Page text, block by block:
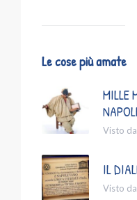
Le cose più amate
MILLE
Visto
IL
Visto